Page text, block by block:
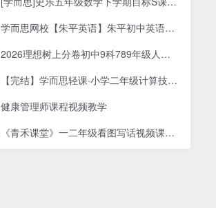
学而思网校【朱平英语】朱平初中英语中考 高分英语作文秘籍(资源合计543.46MB）
2026理想树上分卷初中9科789年级人教全套PDF下载
【完结】学而思轻课·小学二年级计算技巧一课通MP4视频课+PDF讲义
健康管理师课程视频教学
《青禾课堂》一二年级看图写话视频课程+复习文档全套资源百度网盘下载